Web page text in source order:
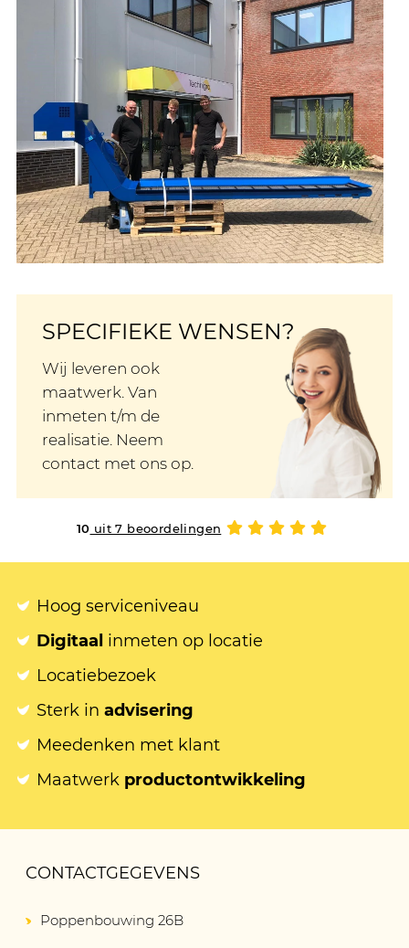
SPECIFIEKE WENSEN?
Wij leveren ook
maatwerk. Van
inmeten t/m de
realisatie. Neem
contact met ons op.
10 uit 7 beoordelingen
Hoog serviceniveau
Digitaal inmeten op locatie
Locatiebezoek
Sterk in advisering
Meedenken met klant
Maatwerk productontwikkeling
CONTACTGEGEVENS
Poppenbouwing 26B